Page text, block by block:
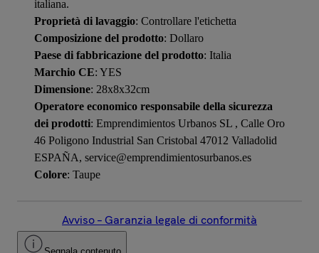
italiana.
Proprietà di lavaggio: Controllare l'etichetta
Composizione del prodotto: Dollaro
Paese di fabbricazione del prodotto: Italia
Marchio CE: YES
Dimensione: 28x8x32cm
Operatore economico responsabile della sicurezza
dei prodotti: Emprendimientos Urbanos SL , Calle Oro
46 Poligono Industrial San Cristobal 47012 Valladolid
ESPAÑA, service@emprendimientosurbanos.es
Colore: Taupe
Avviso – Garanzia legale di conformità